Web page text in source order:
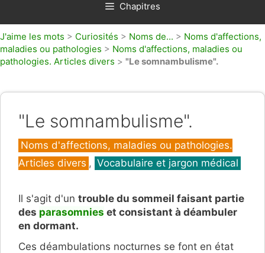
Chapitres
J'aime les mots > Curiosités > Noms de... > Noms d'affections,
maladies ou pathologies > Noms d'affections, maladies ou
pathologies. Articles divers > "Le somnambulisme".
"Le somnambulisme".
Catégories
Noms d'affections, maladies ou pathologies.
Articles divers , Vocabulaire et jargon médical
Il s'agit d'un trouble du sommeil faisant partie
des parasomnies et consistant à déambuler
en dormant.
Ces déambulations nocturnes se font en état